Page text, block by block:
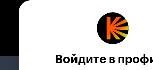
Музыка
Телепрограмма
Служба поддержки
Войдите в